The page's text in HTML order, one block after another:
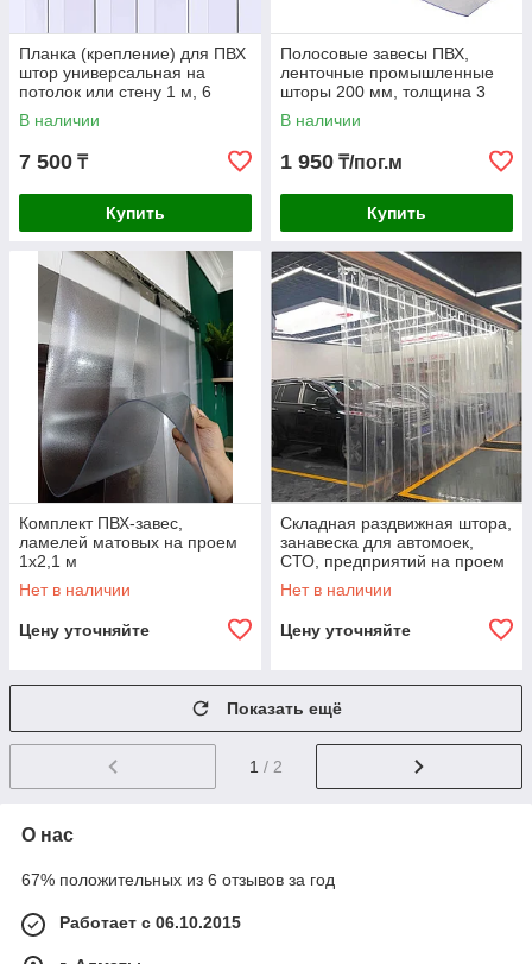
Планка (крепление) для ПВХ
штор универсальная на
потолок или стену 1 м, 6
подвесок
В наличии
7 500 ₸
Купить
Полосовые завесы ПВХ,
ленточные промышленные
шторы 200 мм, толщина 3
мм
В наличии
1 950 ₸/пог.м
Купить
Комплект ПВХ-завес,
ламелей матовых на проем
1x2,1 м
Нет в наличии
Цену уточняйте
Складная раздвижная штора,
занавеска для автомоек,
СТО, предприятий на проем
3x3 м
Нет в наличии
Цену уточняйте
Показать ещё
1 / 2
О нас
67% положительных из 6 отзывов за год
Работает с 06.10.2015